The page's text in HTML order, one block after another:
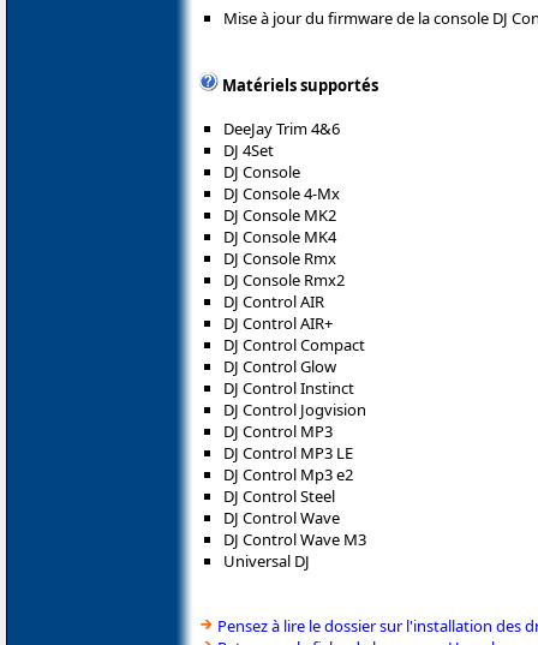
Mise à jour du firmware de la console DJ
Matériels supportés
DeeJay Trim 4&6
DJ 4Set
DJ Console
DJ Console 4-Mx
DJ Console MK2
DJ Console MK4
DJ Console Rmx
DJ Console Rmx2
DJ Control AIR
DJ Control AIR+
DJ Control Compact
DJ Control Glow
DJ Control Instinct
DJ Control Jogvision
DJ Control MP3
DJ Control MP3 LE
DJ Control Mp3 e2
DJ Control Steel
DJ Control Wave
DJ Control Wave M3
Universal DJ
Pensez à lire le dossier sur l'installation des